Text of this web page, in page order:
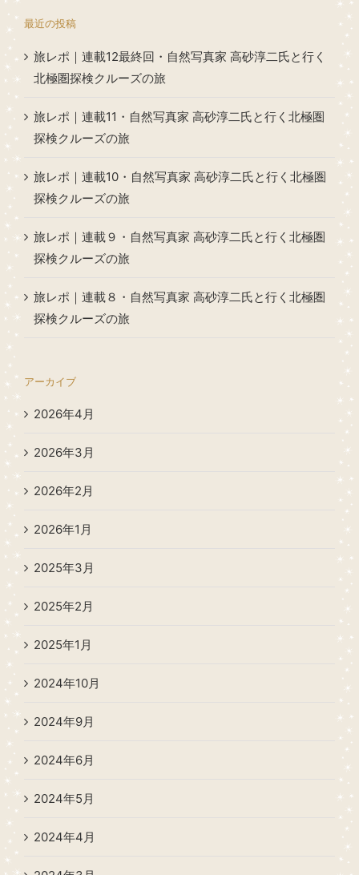
最近の投稿
旅レポ｜連載12最終回・自然写真家 高砂淳二氏と行く
北極圏探検クルーズの旅
旅レポ｜連載11・自然写真家 高砂淳二氏と行く北極圏
探検クルーズの旅
旅レポ｜連載10・自然写真家 高砂淳二氏と行く北極圏
探検クルーズの旅
旅レポ｜連載９・自然写真家 高砂淳二氏と行く北極圏
探検クルーズの旅
旅レポ｜連載８・自然写真家 高砂淳二氏と行く北極圏
探検クルーズの旅
アーカイブ
2026年4月
2026年3月
2026年2月
2026年1月
2025年3月
2025年2月
2025年1月
2024年10月
2024年9月
2024年6月
2024年5月
2024年4月